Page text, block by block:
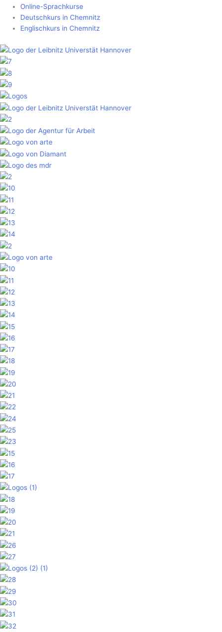
Online-Sprachkurse
Deutschkurs in Chemnitz
Englischkurs in Chemnitz